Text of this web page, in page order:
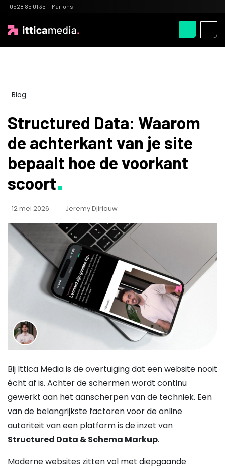
0528 85 01 35 Mail ons
Blog
Structured Data: Waarom
de achterkant van je site
bepaalt hoe de voorkant
scoort
12 mei 2026 Jeremy Djirlauw
Bij Ittica Media is de overtuiging dat een website nooit
écht af is. Achter de schermen wordt continu
gewerkt aan het aanscherpen van de techniek. Een
van de belangrijkste factoren voor de online
autoriteit van een platform is de inzet van
Structured Data & Schema Markup.
Moderne websites zitten vol met diepgaande